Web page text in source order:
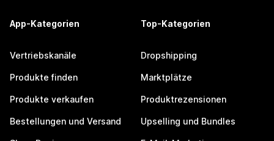
App-Kategorien
Vertriebskanäle
Produkte finden
Produkte verkaufen
Bestellungen und Versand
Top-Kategorien
Dropshipping
Marktplätze
Produktrezensionen
Upselling und Bundles